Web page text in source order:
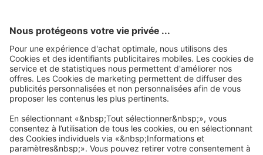
Cadeaux de Noël pour les clients – Inspiration et conseils
Schaufensterdeko zu Weihnachten: Tipps und Inspiration